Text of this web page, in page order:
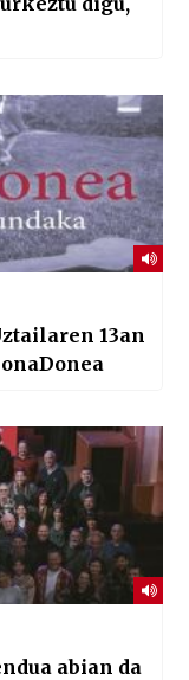
13an
abian da